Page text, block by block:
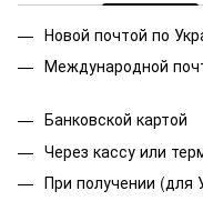
Новой почтой по
Международной
Банковской картой
Через кассу или
При получении (для